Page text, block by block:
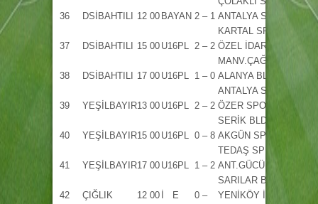
36 DSİBAHTILI 12 00 BAYAN 2 – 1 ANTALYA SP –
KARTAL SPOR
37 DSİBAHTILI 15 00 U16PL 2 – 2 ÖZEL İDARE –
MANV.ÇAĞLY
38 DSİBAHTILI 17 00 U16PL 1 – 0 ALANYA BLD –
ANTALYA SP
39 YEŞİLBAYIR13 00 U16PL 2 – 2 ÖZER SPOR –
SERİK BLD
40 YEŞİLBAYIR15 00 U16PL 0 – 8 AKGÜN SPOR –
TEDAŞ SP
41 YEŞİLBAYIR17 00 U16PL 1 – 2 ANT.GÜCÜ –
SARILAR BLD
42 ÇIĞLIK 12 00 İ E
0 –
YENİKÖY İ E –